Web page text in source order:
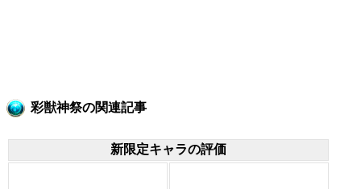
彩獣神祭の関連記事
新限定キャラの評価